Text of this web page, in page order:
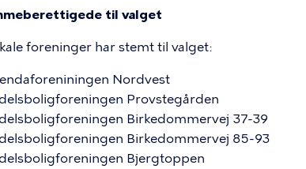
til valget
foreninger har stemt til valget:
Nordvest
Provstegården
Birkedommervej 37-39
Birkedommervej 85-93
Bjergtoppen